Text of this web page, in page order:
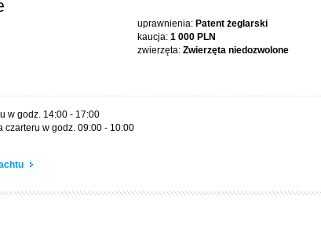
uprawnienia: Patent żeglarski
kaucja: 1 000 PLN
zwierzęta: Zwierzęta niedozwolone
w godz. 14:00 - 17:00
czarteru w godz. 09:00 - 10:00